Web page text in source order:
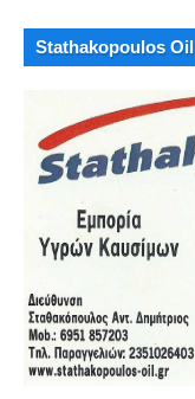
Stathakopoulos Oil